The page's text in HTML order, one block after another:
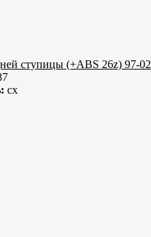
ступицы (+ABS 26z) 97-02
cx